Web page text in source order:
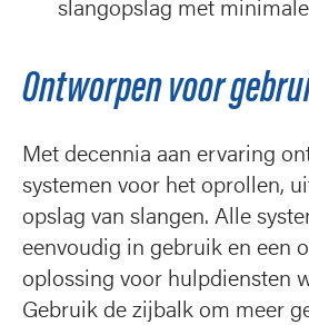
slangopslag met
Ontworpen voor
Met decennia aan ervaring
systemen voor het oprollen,
opslag van slangen. Alle
eenvoudig in gebruik en een
oplossing voor hulpdiensten
Gebruik de zijbalk om meer